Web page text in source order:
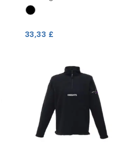
33,33 £